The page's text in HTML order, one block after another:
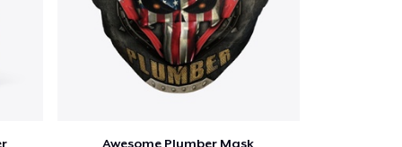
Awesome Plumber Mask